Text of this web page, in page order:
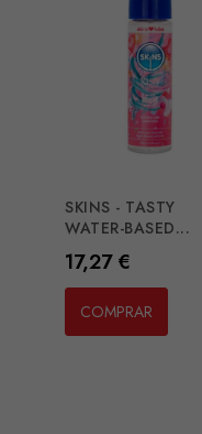
SKINS - TASTY
WATER-BASED...
Preço
17,27 €
COMPRAR